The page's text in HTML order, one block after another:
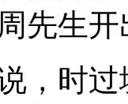
先生开
时过